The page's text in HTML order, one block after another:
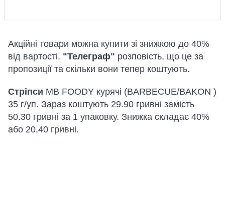
Акційні товари можна купити зі знижкою до 40%
від вартості. "Телеграф" розповість, що це за
пропозиції та скільки вони тепер коштують.
Стріпси MB FOODY курячі (BARBECUE/BAKON )
35 г/уп. Зараз коштують 29.90 гривні замість
50.30 гривні за 1 упаковку. Знижка складає 40%
або 20,40 гривні.